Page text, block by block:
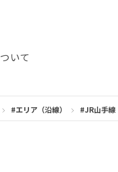
いて
#エリア（沿線） #JR山手線